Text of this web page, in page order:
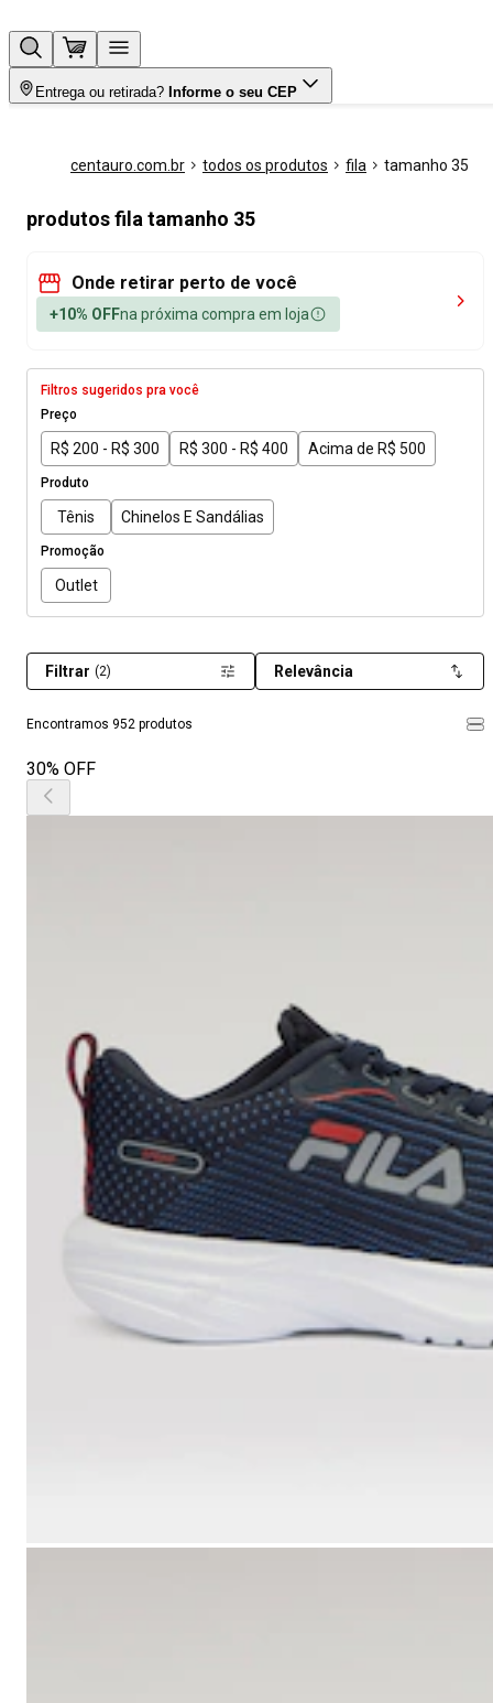
Entrega ou retirada? Informe o seu CEP
centauro.com.br todos os produtos fila tamanho 35
produtos fila tamanho 35
Onde retirar perto de você
+10% OFFna próxima compra em loja
Filtros sugeridos pra você
Preço
R$ 200 - R$ 300 R$ 300 - R$ 400 Acima de R$ 500
Produto
Tênis Chinelos E Sandálias
Promoção
Outlet
Encontramos 952 produtos
Filtrar (2) Relevância
30% OFF